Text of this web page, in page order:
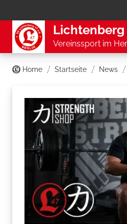
Lichtenberg
Vereinssport im
Home Startseite News